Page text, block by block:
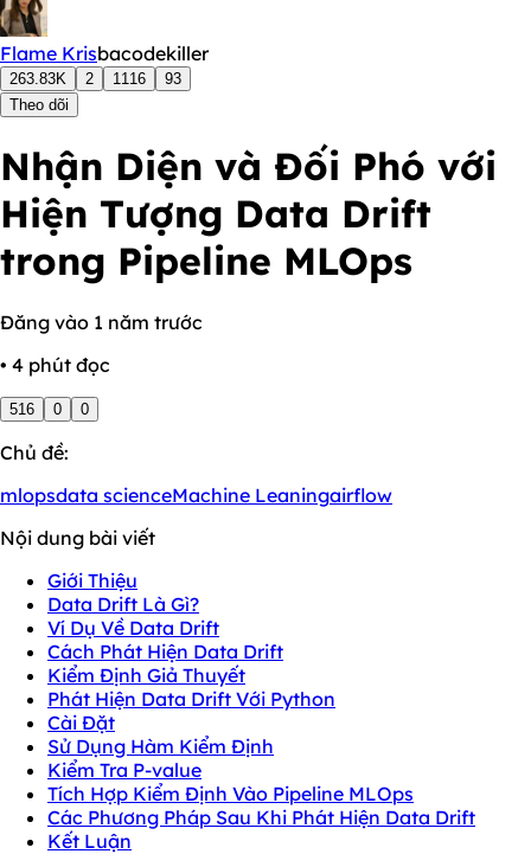
Flame Krisbacodekiller
263.83K 2 1116
93
Theo dõi
Nhận Diện và Đối Phó với
Hiện Tượng Data Drift
trong Pipeline MLOps
Đăng vào 1 năm trước
• 4 phút đọc
516 0 0
Chủ đề:
mlopsdata scienceMachine Leaningairflow
Nội dung bài viết
Giới Thiệu
Data Drift Là Gì?
Ví Dụ Về Data Drift
Cách Phát Hiện Data Drift
Kiểm Định Giả Thuyết
Phát Hiện Data Drift Với Python
Cài Đặt
Sử Dụng Hàm Kiểm Định
Kiểm Tra P-value
Tích Hợp Kiểm Định Vào Pipeline MLOps
Các Phương Pháp Sau Khi Phát Hiện Data Drift
Kết Luận